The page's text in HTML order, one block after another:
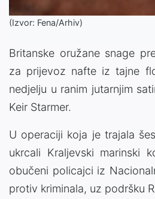
(Izvor: Fena/Arhiv)
Britanske oružane snage
za prijevoz nafte iz tajne
nedjelju u ranim jutarnjim
Keir Starmer.
U operaciji koja je trajala
ukrcali Kraljevski marinski
obučeni policajci iz
protiv kriminala, uz podršku